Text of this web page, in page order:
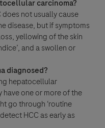
carcinoma?
not usually cause
disease, but if symptoms
yellowing of the skin
and a swollen or
diagnosed?
hepatocellular
one or more of the
go through ‘routine
HCC as early as
personnelles soient traitées
et conformément à la
en matière de protection
de confidentialité pour